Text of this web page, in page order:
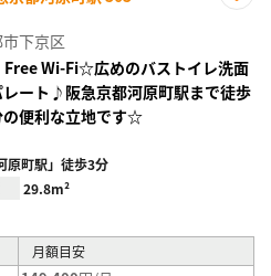
録
下京区
Free Wi-Fi☆広めのバストイレ洗面
レート♪阪急京都河原町駅まで徒歩
の便利な立地です☆
原町駅」徒歩3分
29.8m²
月額目安